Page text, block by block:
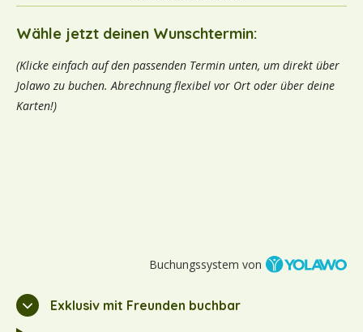
Wähle jetzt deinen Wunschtermin:
(Klicke einfach auf den passenden Termin unten, um direkt über
Jolawo zu buchen. Abrechnung flexibel vor Ort oder über deine
Karten!)
Buchungssystem von
Exklusiv mit Freunden buchbar